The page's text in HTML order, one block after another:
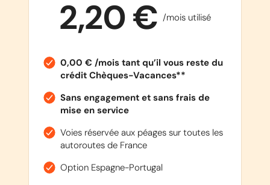
2,20 € /mois utilisé
0,00 € /mois tant qu’il vous reste du
crédit Chèques-Vacances**
Sans engagement et sans frais de
mise en service
Voies réservée aux péages sur toutes les
autoroutes de France
Option Espagne-Portugal